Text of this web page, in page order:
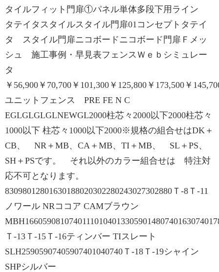
タイルフィット門扉①パネル単体多段下用ライン
タテイタスタイルスタイル門扉01コンセプトタテイ
タ スタイル門扉ニコボードニコボード門扉Ｆメッ
シュ 施工事例・早見表フェンスＷｅｂシミュレー
タ
￥56,900￥70,700￥101,300￥125,800￥173,500￥
ユニットフェンス PRE FE N C
EGLGLGLGLNEWGL2000柱芯々2000以下2000柱芯々
1000以下 柱芯々1000以下2000※規格の組合せはDK＋
CB、 NR＋MB、CA＋MB、TI＋MB、 SL＋PS、
SH＋PSです。 それ以外のカラー組合せは 特注対
応不可となります。
83098012801630188020302280243027302880Ｔ-8Ｔ-11
ノワール NRココア CAMブラウン
Ｔ-13Ｔ-15Ｔ-16ティンバー TIスレート
SLH25905907405907401040740Ｔ-18Ｔ-19シャイン
SHPシルバー